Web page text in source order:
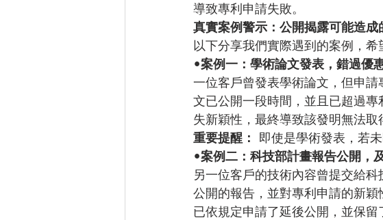
導致專利申請失敗。
真實案例警示：公開揭露可能造成
以下分享我們實際遇到的案例，
•案例一：學術論文發表，錯過優
一位客戶曾發表學術論文，但申
文已公開一段時間，並且已超過
失新穎性，最終導致該發明無法取
重要提醒： 即使是學術發表，若
•案例二：科技部計畫報告公開，
另一位客戶的技術內容曾提交給
公開的報告，並對專利申請的新
已依規定申請了延後公開，並保